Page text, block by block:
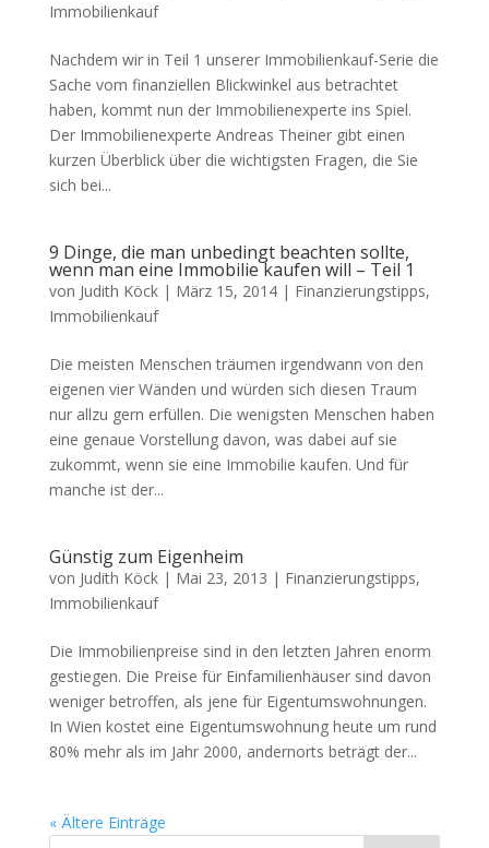
Immobilienkauf
Nachdem wir in Teil 1 unserer Immobilienkauf-Serie die
Sache vom finanziellen Blickwinkel aus betrachtet
haben, kommt nun der Immobilienexperte ins Spiel.
Der Immobilienexperte Andreas Theiner gibt einen
kurzen Überblick über die wichtigsten Fragen, die Sie
sich bei...
9 Dinge, die man unbedingt beachten sollte,
wenn man eine Immobilie kaufen will – Teil 1
von Judith Köck| März 15, 2014| Finanzierungstipps,
Immobilienkauf
Die meisten Menschen träumen irgendwann von den
eigenen vier Wänden und würden sich diesen Traum
nur allzu gern erfüllen. Die wenigsten Menschen haben
eine genaue Vorstellung davon, was dabei auf sie
zukommt, wenn sie eine Immobilie kaufen. Und für
manche ist der...
Günstig zum Eigenheim
von Judith Köck| Mai 23, 2013 | Finanzierungstipps,
Immobilienkauf
Die Immobilienpreise sind in den letzten Jahren enorm
gestiegen. Die Preise für Einfamilienhäuser sind davon
weniger betroffen, als jene für Eigentumswohnungen.
In Wien kostet eine Eigentumswohnung heute um rund
80% mehr als im Jahr 2000, andernorts beträgt der...
« Ältere Einträge